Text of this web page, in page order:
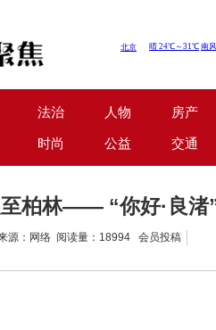
法治 人物 房产
时尚 公益 交通
柏林—— “你好·良渚
源：网络 阅读量：18994 会员投稿